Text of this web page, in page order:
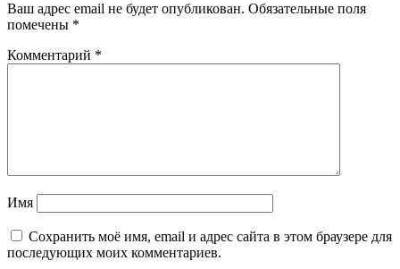
Ваш адрес email не будет опубликован. Обязательные поля
помечены *
Комментарий *
Имя
Сохранить моё имя, email и адрес сайта в этом браузере для
последующих моих комментариев.